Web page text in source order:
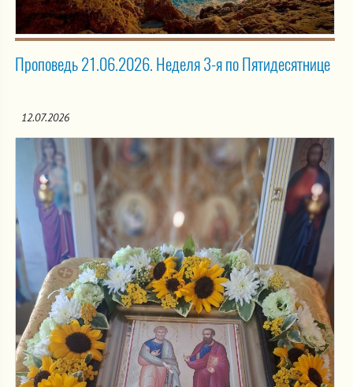
Проповедь 21.06.2026. Неделя 3-я по Пятидесятнице
12.07.2026